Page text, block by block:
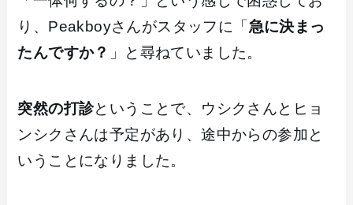
り、Peakboyさんがスタッフに「 急に決まっ
たんですか？ 」と尋ねていました。
突然の打診ということで、ウシクさんとヒョ
ンシクさんは予定があり、途中からの参加と
いうことになりました。